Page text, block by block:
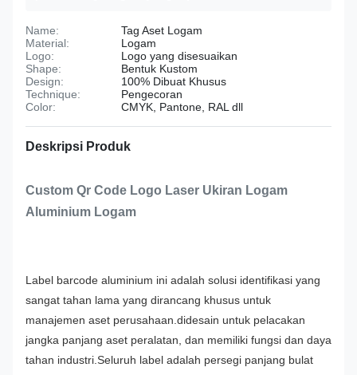
Name:
Tag Aset Logam
Material:
Logam
Logo:
Logo yang disesuaikan
Shape:
Bentuk Kustom
Design:
100% Dibuat Khusus
Technique:
Pengecoran
Color:
CMYK, Pantone, RAL dll
Deskripsi Produk
Custom Qr Code Logo Laser Ukiran Logam
Aluminium Logam
Label barcode aluminium ini adalah solusi identifikasi yang
sangat tahan lama yang dirancang khusus untuk
manajemen aset perusahaan.didesain untuk pelacakan
jangka panjang aset peralatan, dan memiliki fungsi dan daya
tahan industri. Seluruh label adalah persegi panjang bulat